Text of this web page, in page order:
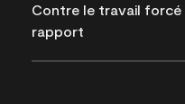
Contre le travail
rapport